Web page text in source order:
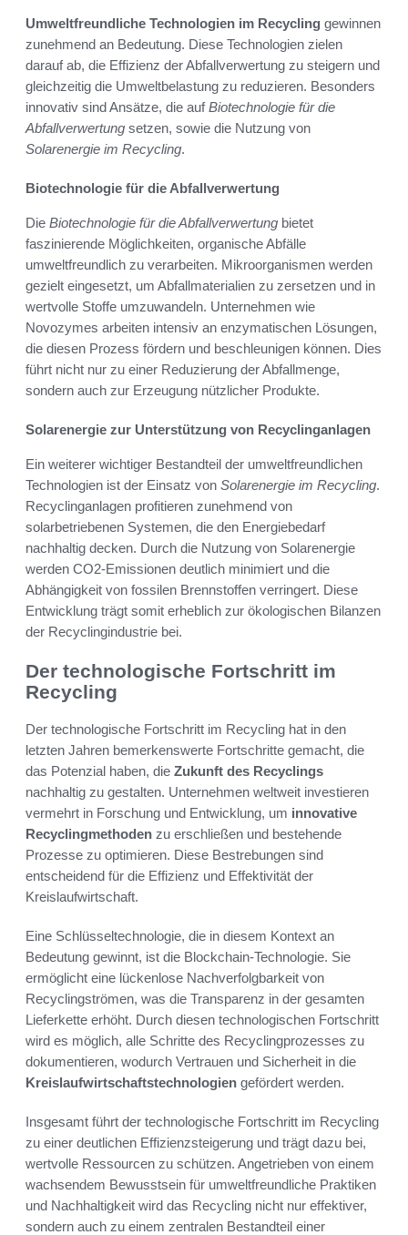
Umweltfreundliche Technologien im Recycling gewinnen
zunehmend an Bedeutung. Diese Technologien zielen
darauf ab, die Effizienz der Abfallverwertung zu steigern und
gleichzeitig die Umweltbelastung zu reduzieren. Besonders
innovativ sind Ansätze, die aufBiotechnologie für die
Abfallverwertung setzen, sowie die Nutzung von
Solarenergie im Recycling.
Biotechnologie für die Abfallverwertung
Die Biotechnologie für die Abfallverwertung bietet
faszinierende Möglichkeiten, organische Abfälle
umweltfreundlich zu verarbeiten. Mikroorganismen werden
gezielt eingesetzt, um Abfallmaterialien zu zersetzen und in
wertvolle Stoffe umzuwandeln. Unternehmen wie
Novozymes arbeiten intensiv an enzymatischen Lösungen,
die diesen Prozess fördern und beschleunigen können. Dies
führt nicht nur zu einer Reduzierung der Abfallmenge,
sondern auch zur Erzeugung nützlicher Produkte.
Solarenergie zur Unterstützung von Recyclinganlagen
Ein weiterer wichtiger Bestandteil der umweltfreundlichen
Technologien ist der Einsatz von Solarenergie im Recycling.
Recyclinganlagen profitieren zunehmend von
solarbetriebenen Systemen, die den Energiebedarf
nachhaltig decken. Durch die Nutzung von Solarenergie
werden CO2-Emissionen deutlich minimiert und die
Abhängigkeit von fossilen Brennstoffen verringert. Diese
Entwicklung trägt somit erheblich zur ökologischen Bilanzen
der Recyclingindustrie bei.
Der technologische Fortschritt im
Recycling
Der technologische Fortschritt im Recycling hat in den
letzten Jahren bemerkenswerte Fortschritte gemacht, die
das Potenzial haben, die Zukunft des Recyclings
nachhaltig zu gestalten. Unternehmen weltweit investieren
vermehrt in Forschung und Entwicklung, um innovative
Recyclingmethoden zu erschließen und bestehende
Prozesse zu optimieren. Diese Bestrebungen sind
entscheidend für die Effizienz und Effektivität der
Kreislaufwirtschaft.
Eine Schlüsseltechnologie, die in diesem Kontext an
Bedeutung gewinnt, ist die Blockchain-Technologie. Sie
ermöglicht eine lückenlose Nachverfolgbarkeit von
Recyclingströmen, was die Transparenz in der gesamten
Lieferkette erhöht. Durch diesen technologischen Fortschritt
wird es möglich, alle Schritte des Recyclingprozesses zu
dokumentieren, wodurch Vertrauen und Sicherheit in die
Kreislaufwirtschaftstechnologien gefördert werden.
Insgesamt führt der technologische Fortschritt im Recycling
zu einer deutlichen Effizienzsteigerung und trägt dazu bei,
wertvolle Ressourcen zu schützen. Angetrieben von einem
wachsendem Bewusstsein für umweltfreundliche Praktiken
und Nachhaltigkeit wird das Recycling nicht nur effektiver,
sondern auch zu einem zentralen Bestandteil einer